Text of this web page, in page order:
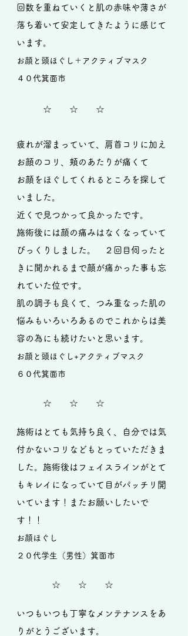
回数を重ねていくと肌の赤味や薄さが
落ち着いて安定してきたように感じて
います。
お顔と頭ほぐし＋アクティブマスク
４０代箕面市
☆ ☆ ☆
疲れが溜まっていて、肩首コリに加え
お顔のコリ、頬のあたりが痛くて
お顔をほぐしてくれるところを探して
いました。
近くで見つかって良かったです。
施術後には顔の痛みはなくなっていて
びっくりしました。 ２回目伺ったと
きに聞かれるまで顔が痛かった事も忘
れていた位です。
肌の調子も良くて、つみ重なった肌の
悩みもいろいろあるのでこれからは美
容の為にも続けたいと思います。
お顔と頭ほぐし+アクティブマスク
６０代箕面市
☆ ☆ ☆
施術はとても気持ち良く、自分では気
付かないコリなどもとっていただきま
した。施術後はフェイスラインがとて
もキレイになっていて目がパッチリ開
いています！またお願いしたいで
す！！
お顔ほぐし
２０代学生（男性）箕面市
☆ ☆ ☆
いつもいつも丁寧なメンテナンスをあ
りがとうございます。